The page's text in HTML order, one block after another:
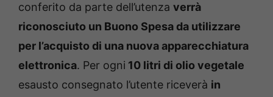
conferito da parte dell’utenza verrà
riconosciuto un Buono Spesa da utilizzare
per l’acquisto di una nuova apparecchiatura
elettronica. Per ogni 10 litri di olio vegetale
esausto consegnato l’utente riceverà in